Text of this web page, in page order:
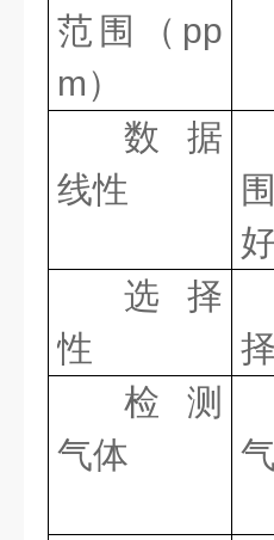
范围（pp
m）
数据
线性
好
选择
性
检测
气体